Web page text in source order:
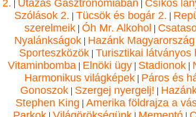
2. | Utazás Gasztronómiában | Csíkos
Szólások 2. | Tücsök és bogár 2. |
szerelmeik | Óh Mr. Alkohol |
Nyalánkságok| Hazánk
Sporteszközök| Turisztikai látványos
Vitaminbomba | Elnöki ügy | Stadionok |
Harmonikus világképek| Páros és
Gonoszok | Szergej nyergelj! |
Stephen King | Amerika földrajza a